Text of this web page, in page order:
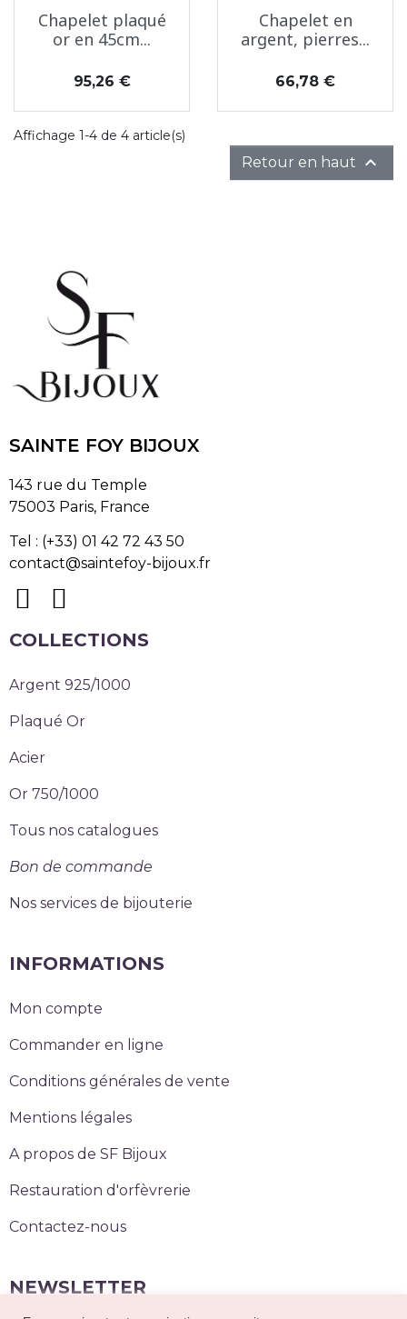
Chapelet plaqué
or en 45cm...
Prix
95,26 €
Chapelet en
argent, pierres...
Prix
66,78 €
Affichage 1-4 de 4 article(s)
Retour en haut 
SAINTE FOY BIJOUX
143 rue du Temple
75003 Paris, France
Tel : (+33) 01 42 72 43 50
contact@saintefoy-bijoux.fr
COLLECTIONS
Argent 925/1000
Plaqué Or
Acier
Or 750/1000
Tous nos catalogues
Bon de commande
Nos services de bijouterie
INFORMATIONS
Mon compte
Commander en ligne
Conditions générales de vente
Mentions légales
A propos de SF Bijoux
Restauration d'orfèvrerie
Contactez-nous
NEWSLETTER